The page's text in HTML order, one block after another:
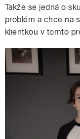
Takže se jedná o
problém a chce na
klientkou v tomto